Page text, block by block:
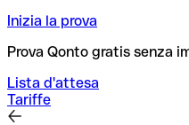
Inizia la prova
Prova Qonto gratis senza
Lista d'attesa
Tariffe